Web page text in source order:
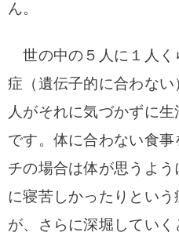
ん。
世の中の５人に１人く
症（遺伝子的に合わない
人がそれに気づかずに
です。体に合わない食事
チの場合は体が思うよ
に寝苦しかったりという
が、さらに深堀してい